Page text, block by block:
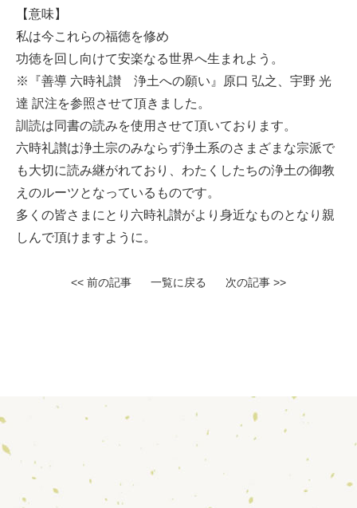
【意味】
私は今これらの福徳を修め
功徳を回し向けて安楽なる世界へ生まれよう。
※『善導 六時礼讃 浄土への願い』原口 弘之、宇野 光
達 訳注を参照させて頂きました。
訓読は同書の読みを使用させて頂いております。
六時礼讃は浄土宗のみならず浄土系のさまざまな宗派で
も大切に読み継がれており、わたくしたちの浄土の御教
えのルーツとなっているものです。
多くの皆さまにとり六時礼讃がより身近なものとなり親
しんで頂けますように。
<< 前の記事 一覧に戻る 次の記事 >>